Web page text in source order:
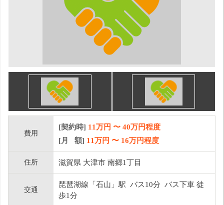
費用
[契約時] 11万円 〜 40万円程度
[月 額] 11万円 〜 16万円程度
住所 滋賀県 大津市 南郷1丁目
交通
琵琶湖線「石山」駅 バス10分 バス下車 徒
歩1分